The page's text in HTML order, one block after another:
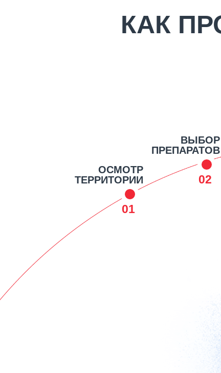
КАК
ОСМОТР
ТЕРРИТОРИИ
01
ВЫБОР
ПРЕПАРАТОВ
02